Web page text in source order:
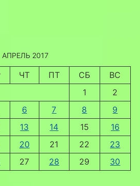
АПРЕЛЬ 2017
ЧТ ПТ СБ
ВС
1
2
6 7 8
9
13 14 15
16
20 21 22
23
27 28 29 30